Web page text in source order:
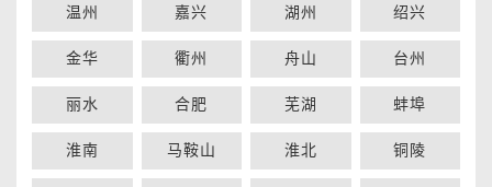
温州 嘉兴 湖州 绍兴
金华 衢州 舟山 台州
丽水 合肥 芜湖 蚌埠
淮南 马鞍山 淮北 铜陵